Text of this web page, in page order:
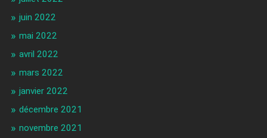
juin 2022
mai 2022
avril 2022
mars 2022
janvier 2022
décembre 2021
novembre 2021